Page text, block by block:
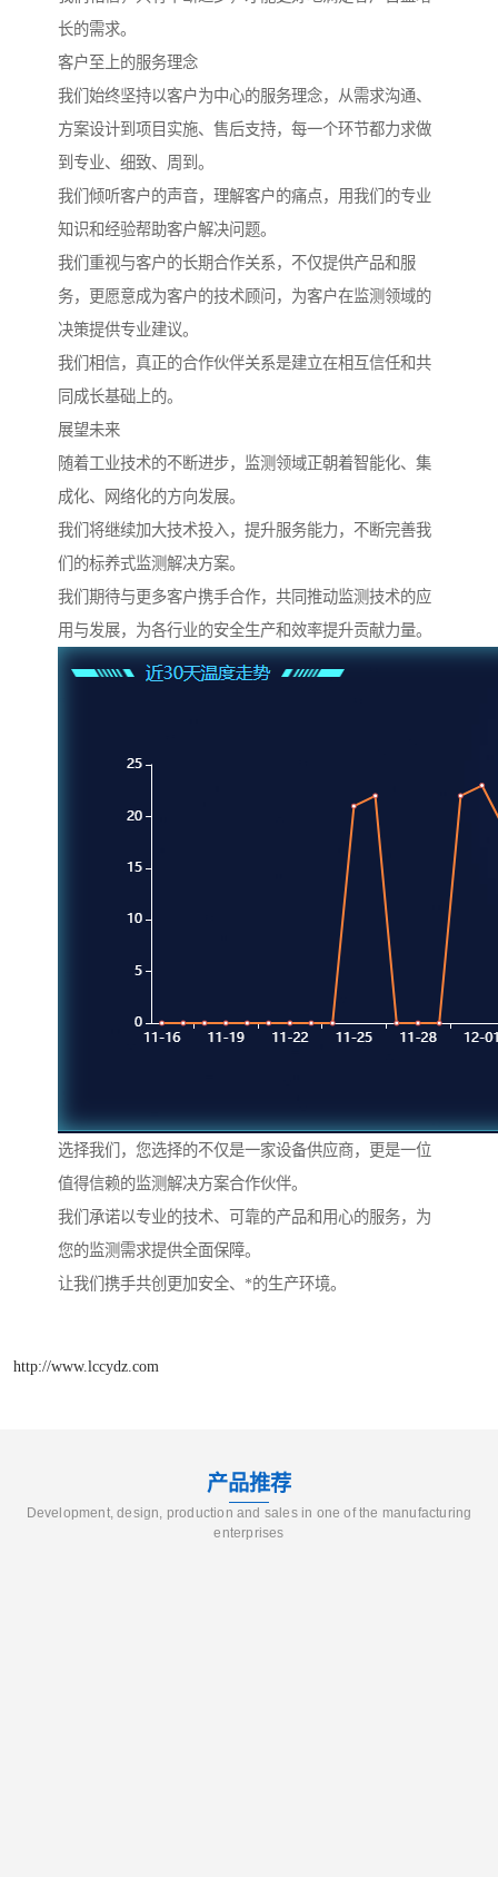
长的需求。
客户至上的服务理念
我们始终坚持以客户为中心的服务理念，从需求沟通、
方案设计到项目实施、售后支持，每一个环节都力求做
到专业、细致、周到。
我们倾听客户的声音，理解客户的痛点，用我们的专业
知识和经验帮助客户解决问题。
我们重视与客户的长期合作关系，不仅提供产品和服
务，更愿意成为客户的技术顾问，为客户在监测领域的
决策提供专业建议。
我们相信，真正的合作伙伴关系是建立在相互信任和共
同成长基础上的。
展望未来
随着工业技术的不断进步，监测领域正朝着智能化、集
成化、网络化的方向发展。
我们将继续加大技术投入，提升服务能力，不断完善我
们的标养式监测解决方案。
我们期待与更多客户携手合作，共同推动监测技术的应
用与发展，为各行业的安全生产和效率提升贡献力量。
选择我们，您选择的不仅是一家设备供应商，更是一位
值得信赖的监测解决方案合作伙伴。
我们承诺以专业的技术、可靠的产品和用心的服务，为
您的监测需求提供全面保障。
让我们携手共创更加安全、*的生产环境。
http://www.lccydz.com
产品推荐
Development, design, production and sales in one of the manufacturing
enterprises